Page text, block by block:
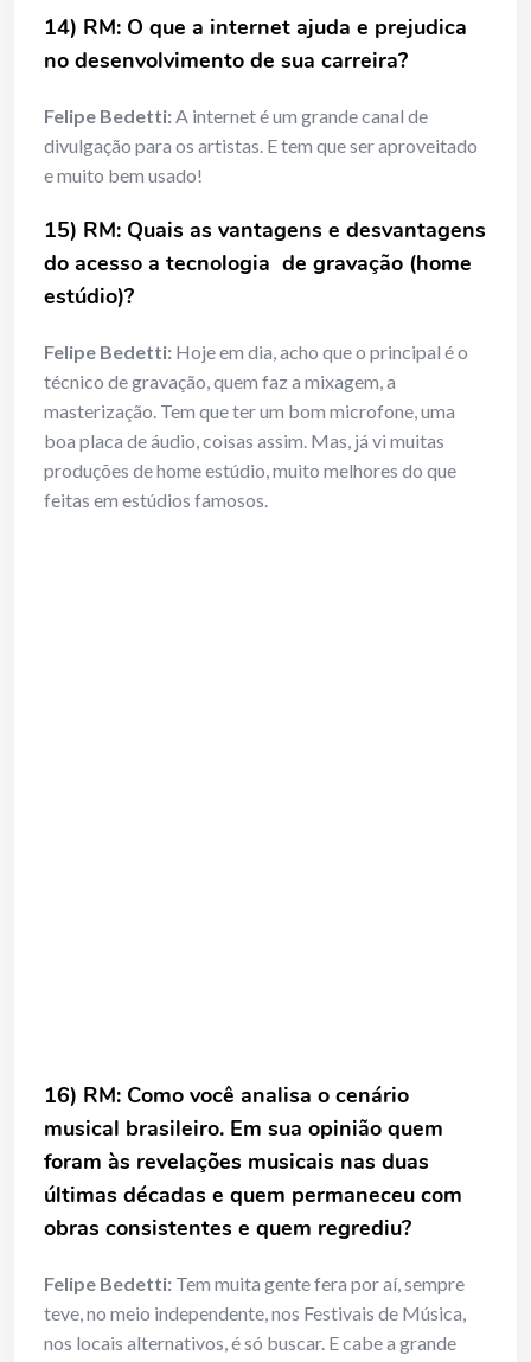
14) RM: O que a internet ajuda e prejudica
no desenvolvimento de sua carreira?
Felipe Bedetti:A internet é um grande canal de
divulgação para os artistas. E tem que ser aproveitado
e muito bem usado!
15) RM: Quais as vantagens e desvantagens
do acesso a tecnologia de gravação (home
estúdio)?
Felipe Bedetti: Hoje em dia, acho que o principal é o
técnico de gravação, quem faz a mixagem, a
masterização. Tem que ter um bom microfone, uma
boa placa de áudio, coisas assim. Mas, já vi muitas
produções de home estúdio, muito melhores do que
feitas em estúdios famosos.
16) RM: Como você analisa o cenário
musical brasileiro. Em sua opinião quem
foram às revelações musicais nas duas
últimas décadas e quem permaneceu com
obras consistentes e quem regrediu?
Felipe Bedetti: Tem muita gente fera por aí, sempre
teve, no meio independente, nos Festivais de Música,
nos locais alternativos, é só buscar. E cabe a grande